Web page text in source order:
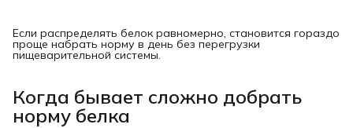
Если распределять белок равномерно, становится гораздо
проще набрать норму в день без перегрузки
пищеварительной системы.
Когда бывает сложно добрать
норму белка